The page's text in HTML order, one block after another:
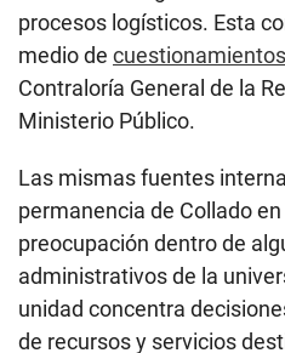
procesos logísticos. Esta
medio de cuestionamientos
Contraloría General de la
Ministerio Público.
Las mismas fuentes
permanencia de Collado
preocupación dentro de
administrativos de la
unidad concentra
de recursos y servicios